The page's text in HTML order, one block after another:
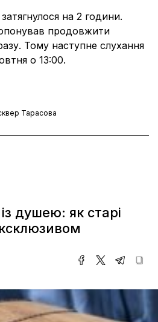
на 2 години.
продовжити
Тому наступне слухання
о 13:00.
Тарасова
душею: як старі